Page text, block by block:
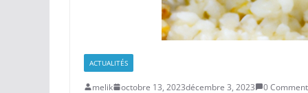
ACTUALITÉS
melik octobre 13, 2023décembre 3, 2023 0